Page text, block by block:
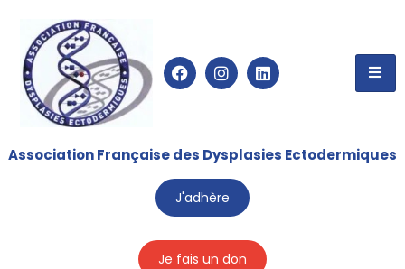
Association Française des Dysplasies Ectodermiques
J'adhère
Je fais un don